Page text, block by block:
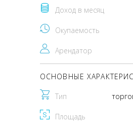
Доход в месяц
Окупаемость
Арендатор
ОСНОВНЫЕ
Тип
Площадь